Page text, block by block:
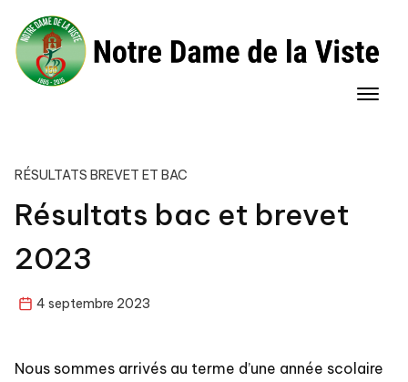
content
RÉSULTATS BREVET ET BAC
Résultats bac et brevet
2023
4 septembre 2023
Nous sommes arrivés au terme d’une année scolaire